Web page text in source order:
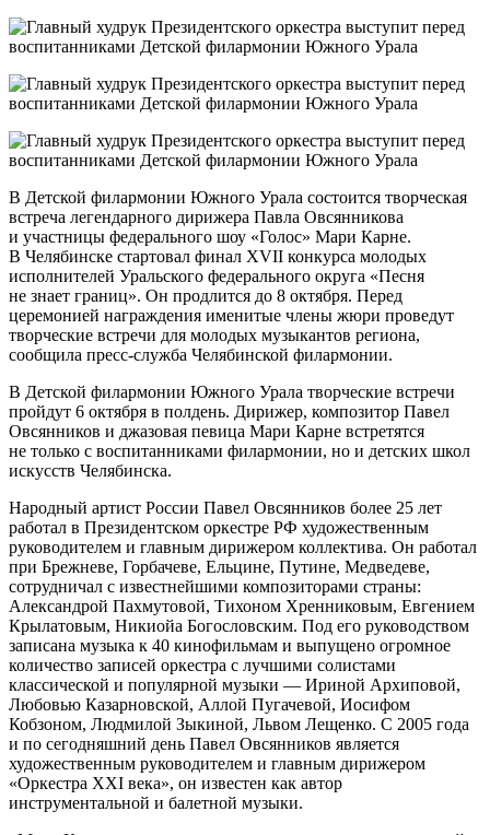
В Детской филармонии Южного Урала состоится творческая
встреча легендарного дирижера Павла Овсянникова
и участницы федерального шоу «Голос» Мари Карне.
В Челябинске стартовал финал XVII конкурса молодых
исполнителей Уральского федерального округа «Песня
не знает границ». Он продлится до 8 октября. Перед
церемонией награждения именитые члены жюри проведут
творческие встречи для молодых музыкантов региона,
сообщила пресс-служба Челябинской филармонии.
В Детской филармонии Южного Урала творческие встречи
пройдут 6 октября в полдень. Дирижер, композитор Павел
Овсянников и джазовая певица Мари Карне встретятся
не только с воспитанниками филармонии, но и детских школ
искусств Челябинска.
Народный артист России Павел Овсянников более 25 лет
работал в Президентском оркестре РФ художественным
руководителем и главным дирижером коллектива. Он работал
при Брежневе, Горбачеве, Ельцине, Путине, Медведеве,
сотрудничал с известнейшими композиторами страны:
Александрой Пахмутовой, Тихоном Хренниковым, Евгением
Крылатовым, Никиойа Богословским. Под его руководством
записана музыка к 40 кинофильмам и выпущено огромное
количество записей оркестра с лучшими солистами
классической и популярной музыки — Ириной Архиповой,
Любовью Казарновской, Аллой Пугачевой, Иосифом
Кобзоном, Людмилой Зыкиной, Львом Лещенко. С 2005 года
и по сегодняшний день Павел Овсянников является
художественным руководителем и главным дирижером
«Оркестра XXI века», он известен как автор
инструментальной и балетной музыки.